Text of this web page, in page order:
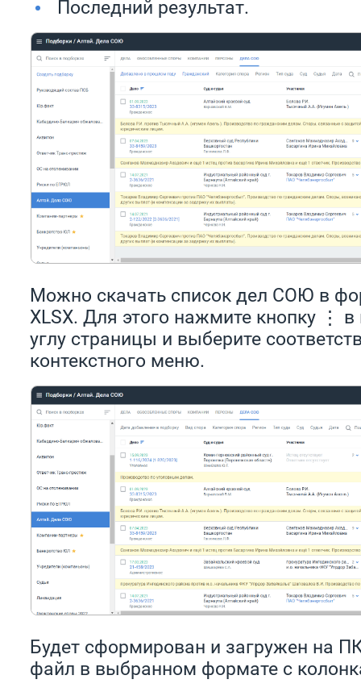
Последний результат.
Можно скачать список дел СОЮ в
XLSX. Для этого нажмите кнопку ⋮
углу страницы и выберите
контекстного меню.
Будет сформирован и загружен на
файл в выбранном формате с